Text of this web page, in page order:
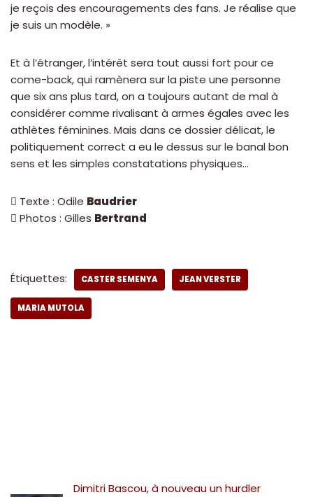
je reçois des encouragements des fans. Je réalise que
je suis un modèle. »
Et à l’étranger, l’intérêt sera tout aussi fort pour ce
come-back, qui ramènera sur la piste une personne
que six ans plus tard, on a toujours autant de mal à
considérer comme rivalisant à armes égales avec les
athlètes féminines. Mais dans ce dossier délicat, le
politiquement correct a eu le dessus sur le banal bon
sens et les simples constatations physiques…
 Texte : Odile Baudrier
 Photos : Gilles Bertrand
Étiquettes: CASTER SEMENYA JEAN VERSTER
MARIA MUTOLA
Dimitri Bascou, à nouveau un hurdler